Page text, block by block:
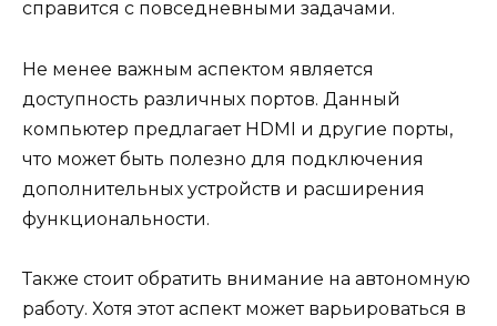
справится с повседневными задачами.
Не менее важным аспектом является
доступность различных портов. Данный
компьютер предлагает HDMI и другие порты,
что может быть полезно для подключения
дополнительных устройств и расширения
функциональности.
Также стоит обратить внимание на автономную
работу. Хотя этот аспект может варьироваться в